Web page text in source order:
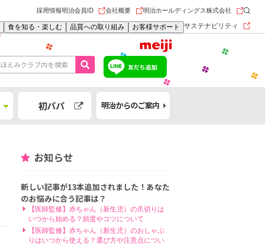
食を知る・楽しむ 品質への取り組み お客様サポート サステナビリティ
採用情報明治会員ID 会社概要 明治ホールディングス株式会社
友だち追加
初パパ 明治からのご案内
お知らせ
新しい記事が13本追加されました！あなた
のお悩みに合う記事は？
【医師監修】赤ちゃん（新生児）の爪切りは
いつから始める？頻度やコツについて
【医師監修】赤ちゃん（新生児）のおしゃぶ
りはいつから使える？選び方や注意点につい